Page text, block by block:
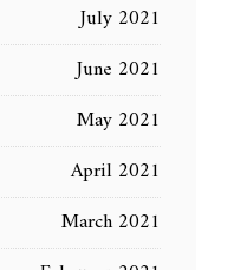
July 2021
June 2021
May 2021
April 2021
March 2021